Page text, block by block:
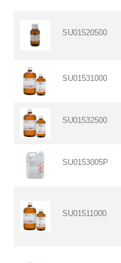
SU01520500
SU01531000
SU01532500
SU0153005P
SU01511000